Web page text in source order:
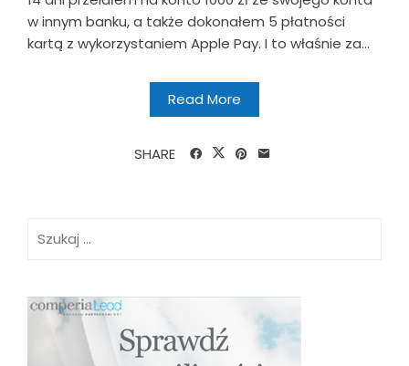
w innym banku, a także dokonałem 5 płatności
kartą z wykorzystaniem Apple Pay. I to właśnie za...
Read More
SHARE